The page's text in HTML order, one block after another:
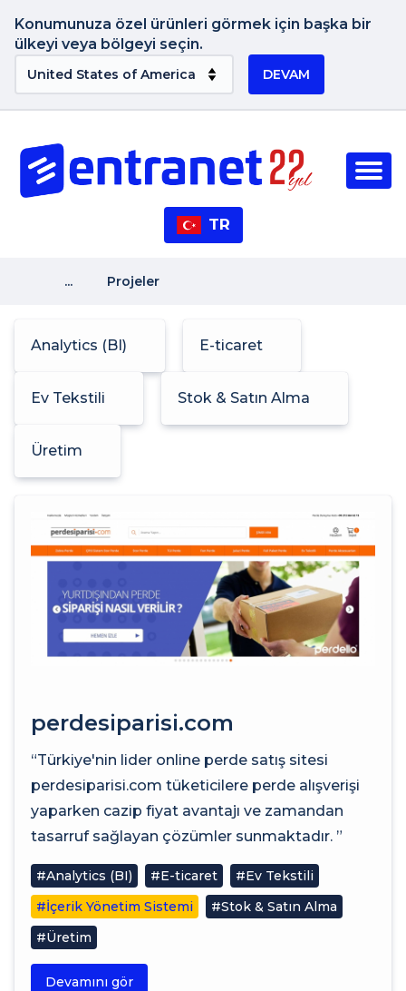
Konumunuza özel ürünleri görmek için başka bir
ülkeyi veya bölgeyi seçin.
DEVAM
TR
... Projeler
Analytics (BI) E-ticaret
Ev Tekstili Stok & Satın Alma
Üretim
perdesiparisi.com
“Türkiye'nin lider online perde satış sitesi
perdesiparisi.com tüketicilere perde alışverişi
yaparken cazip fiyat avantajı ve zamandan
tasarruf sağlayan çözümler sunmaktadır. ”
#Analytics (BI) #E-ticaret
#Ev Tekstili
#İçerik Yönetim Sistemi
#Stok & Satın Alma
#Üretim
Devamını gör